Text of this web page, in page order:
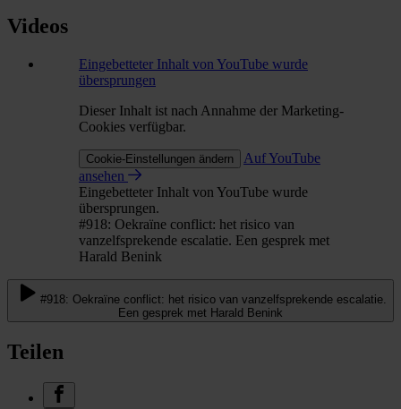
Videos
Eingebetteter Inhalt von YouTube wurde
übersprungen
Dieser Inhalt ist nach Annahme der Marketing-
Cookies verfügbar.
Cookie-Einstellungen ändern
Auf YouTube
ansehen
Eingebetteter Inhalt von YouTube wurde
übersprungen.
#918: Oekraïne conflict: het risico van
vanzelfsprekende escalatie. Een gesprek met
Harald Benink
#918: Oekraïne conflict: het risico van vanzelfsprekende escalatie.
Een gesprek met Harald Benink
Teilen